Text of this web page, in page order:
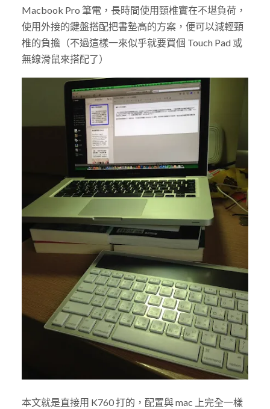
Macbook Pro 筆電，長時間使用頸椎實在不堪負荷，
使用外接的鍵盤搭配把書墊高的方案，便可以減輕頸
椎的負擔（不過這樣一來似乎就要買個 Touch Pad 或
無線滑鼠來搭配了）
本文就是直接用 K760 打的，配置與 mac 上完全一樣